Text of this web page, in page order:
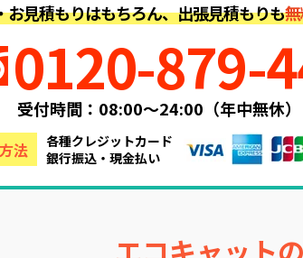
お見積もりはもちろん、出張見積もりも
0120-879-
受付時間：08:00～24:00（年中無休）
法
各種クレジットカード
銀行振込・現金払い